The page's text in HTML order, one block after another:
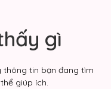
gì
thông tin bạn đang tìm
giúp ích.